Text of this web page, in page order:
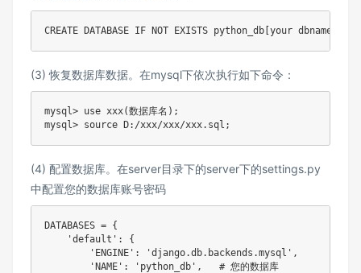
(3) 恢复数据库数据。在mysql下依次执行如下命令：
mysql> use xxx(数据库名);
(4) 配置数据库。在server目录下的server下的settings.py
中配置您的数据库账号密码
DATABASES = {
    'default': {
        'ENGINE': 'django.db.backends.mysql',
        'NAME': 'python_db',   # 您的数据库